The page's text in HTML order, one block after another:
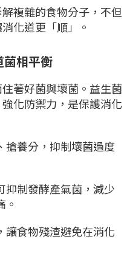
複雜的食物分子，不但
化道更「順」。
菌相平衡
著好菌與壞菌。益生菌
化防禦力，是保護消化
搶養分，抑制壞菌過度
抑制發酵產氣菌，減少
讓食物殘渣避免在消化